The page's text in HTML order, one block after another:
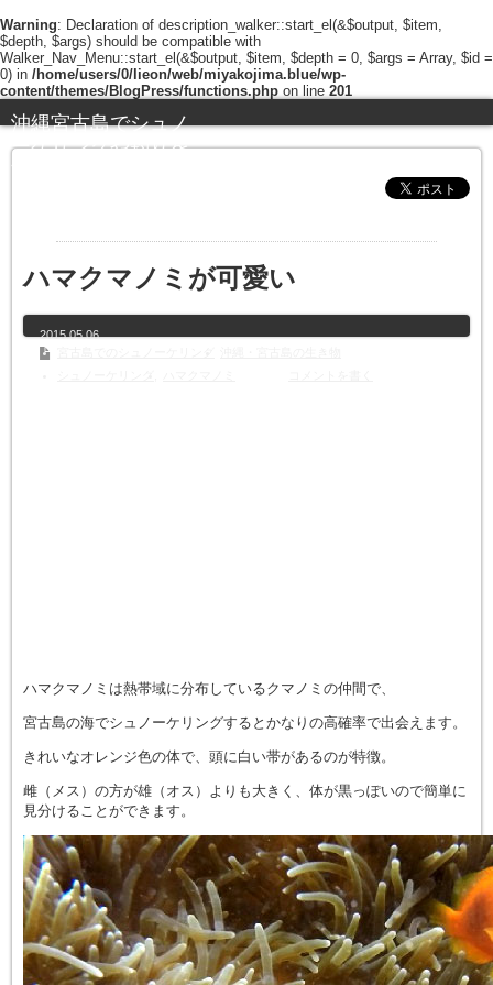
Warning: Declaration of description_walker::start_el(&$output, $item,
$depth, $args) should be compatible with
Walker_Nav_Menu::start_el(&$output, $item, $depth = 0, $args = Array, $id =
0) in /home/users/0/lieon/web/miyakojima.blue/wp-
content/themes/BlogPress/functions.php on line 201
沖縄宮古島でシュノ
ーケリングや釣りを
ハマクマノミが可愛い
2015.05.06
ハマクマノミは熱帯域に分布しているクマノミの仲間で、
宮古島の海でシュノーケリングするとかなりの高確率で出会えます。
きれいなオレンジ色の体で、頭に白い帯があるのが特徴。
雌（メス）の方が雄（オス）よりも大きく、体が黒っぽいので簡単に
見分けることができます。